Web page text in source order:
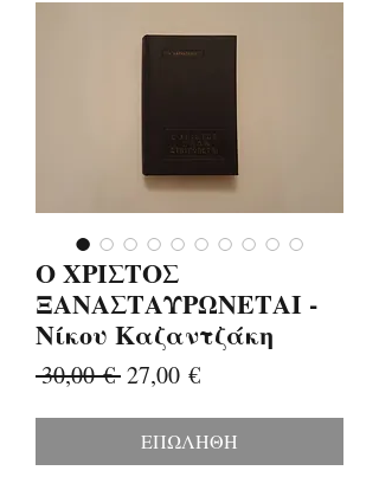
Ο ΧΡΙΣΤΟΣ
ΞΑΝΑΣΤΑΥΡΩΝΕΤΑΙ -
Νίκου Καζαντζάκη
30,00 € Κανονική
27,00 €Τιμή
ΕΠΩΛΗΘΗ